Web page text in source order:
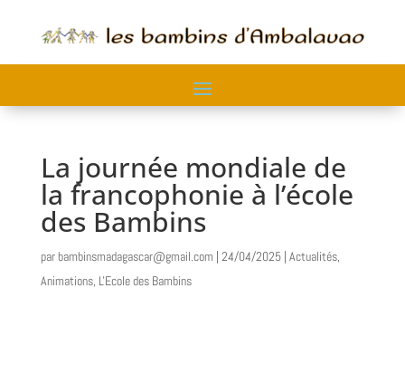
La journée mondiale de
la francophonie à l’école
des Bambins
parbambinsmadagascar@gmail.com | 24/04/2025| Actualités,
Animations, L'Ecole des Bambins